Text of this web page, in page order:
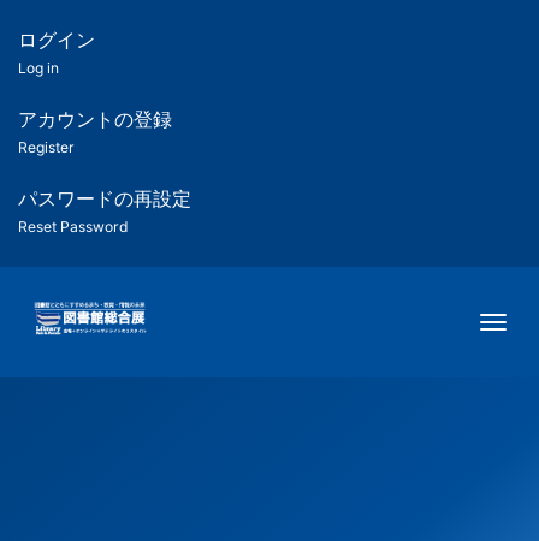
ツ
匿
名
ユ
ー
ー
用
メ
ログイン
Log in
アカウントの登録
Register
パスワードの再設定
Reset Password